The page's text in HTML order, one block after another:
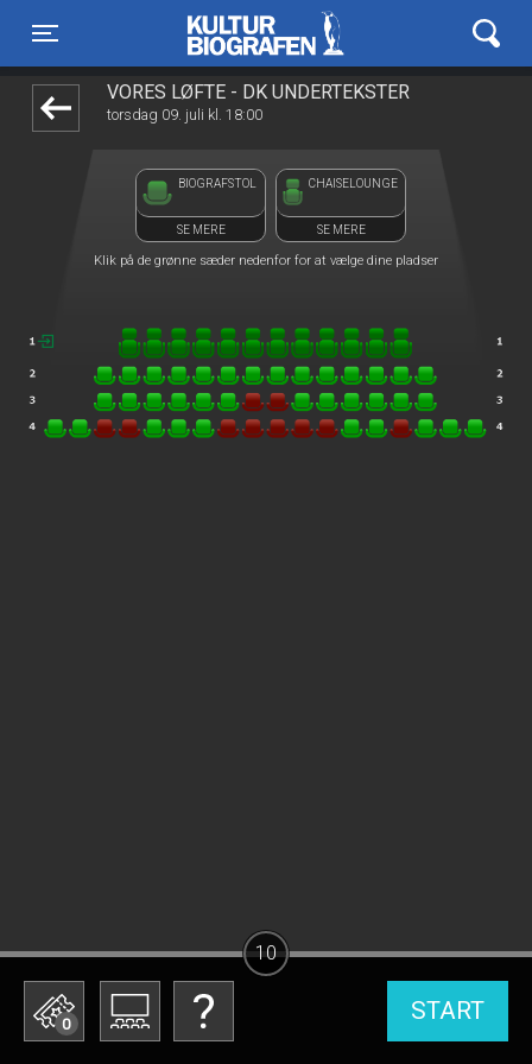
Toggle navigation
Kulturbiografen
VORES LØFTE - DK UNDERTEKSTER
torsdag 09. juli kl. 18:00
BIOGRAFSTOL
SE MERE
CHAISELOUNGE
SE MERE
Klik på de grønne sæder nedenfor for at vælge dine pladser
0 START
10
1step-front02 110703